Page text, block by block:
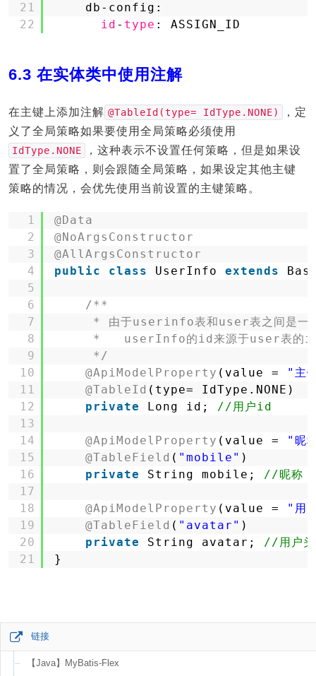
21
22
db-config:
id - type : ASSIGN_ID
6.3 在实体类中使用注解
在主键上添加注解 @TableId(type= IdType.NONE)
，定
义了全局策略如果要使用全局策略必须使用
IdType.NONE
，这种表示不设置任何策略，但是如果设
置了全局策略，则会跟随全局策略，如果设定其他主键
策略的情况，会优先使用当前设置的主键策略。
1
2
3
4
5
6
7
8
9
10
11
12
13
14
15
16
17
18
19
20
21
@Data
@NoArgsConstructor
@AllArgsConstructor
public
class UserInfo extends
/**
* 由于userinfo表和user表之间是一
*   userInfo的id来源于user表的
*/
@ApiModelProperty (value =
"主
@TableId (type= IdType.NONE)
private
Long id; //用户id
@ApiModelProperty (value =
"昵
@TableField ( "mobile" )
private
String mobile; //昵称
@ApiModelProperty (value =
"用
@TableField ( "avatar" )
private
String avatar; //用户头
}
链接
【Java】MyBatis-Flex